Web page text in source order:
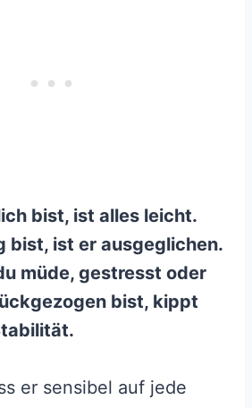
bist, ist alles leicht.
bist, ist er ausgeglichen.
müde, gestresst oder
bist, kippt
er sensibel auf jede